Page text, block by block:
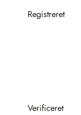
Registreret
Verificeret